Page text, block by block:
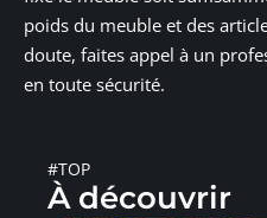
poids du meuble et des
doute, faites appel à un
en toute sécurité.
#TOP
À découvrir